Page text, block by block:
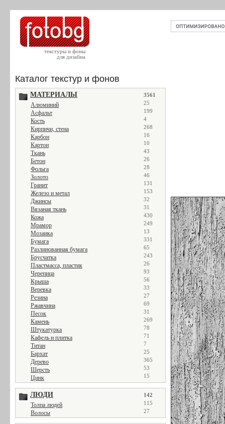
текстуры и фоны
для дизайна
Каталог текстур и фонов
МАТЕРИАЛЫ 3561
Алюминий 25
Асфальт 199
Кость 4
Кирпичи, стена 268
Карбон 16
Картон 10
Ткань 43
Бетон 26
Фольга 28
Золото 46
Гранит 131
Железо и метал 153
Джинсы 32
Вязаная ткань 31
Кожа 430
Мрамор 249
Мозаика 13
Бумага 331
Разлинованная бумага 65
Брусчатка 243
Пластмасса, пластик 26
Черепица 93
Крыша 56
Веревка 33
Резина 27
Ржавчина 69
Песок 31
Камень 269
Штукатурка 78
Кафель и плитка 71
Титан 7
Бархат 25
Дерево 365
Шерсть 53
Цинк 15
ЛЮДИ 142
Толпа людей 115
Волосы 27